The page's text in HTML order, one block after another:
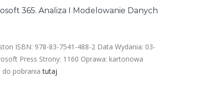
365. Analiza I Modelowanie Danych
ISBN: 978-83-7541-488-2 Data Wydania: 03-
Press Strony: 1160 Oprawa: kartonowa
do pobraniatutaj